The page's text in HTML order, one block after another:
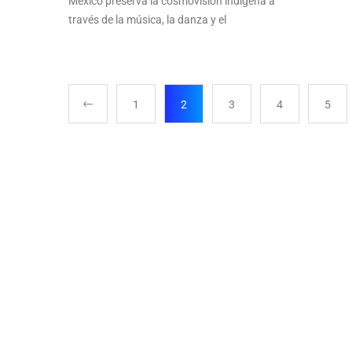
través de la música, la danza y el
1 2 3 4 5